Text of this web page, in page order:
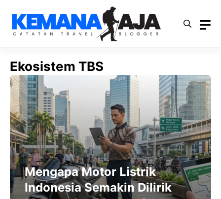
Ekosistem TBS
Mengapa Motor Listrik
Indonesia Semakin Dilirik